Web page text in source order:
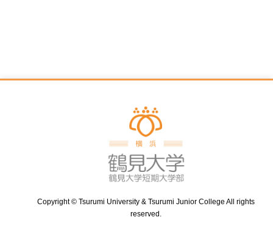
Copyright © Tsurumi University & Tsurumi Junior College All rights
reserved.